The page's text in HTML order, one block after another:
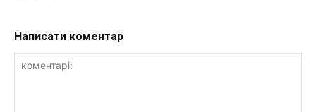
Написати коментар